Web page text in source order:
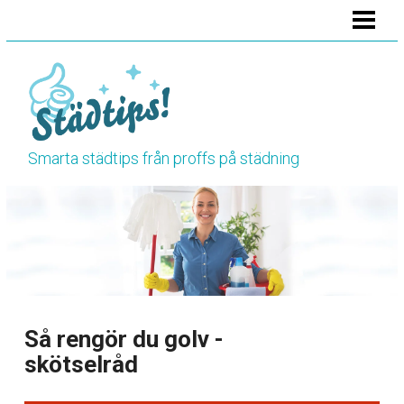
STÄDA KÖKET
STÄDA TOALETTEN
Smarta städtips från proffs på städning
Så rengör du golv -
skötselråd